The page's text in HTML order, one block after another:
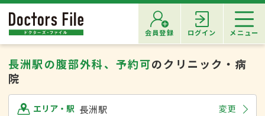
会員登録 ログイン メニュー
長洲駅の腹部外科、予約可のクリニック・病
院
エリア・駅 長洲駅 変更